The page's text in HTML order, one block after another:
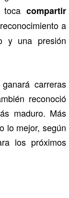
compartir
a
y una presión
carreras
reconoció
maduro. Más
lo mejor, según
los próximos